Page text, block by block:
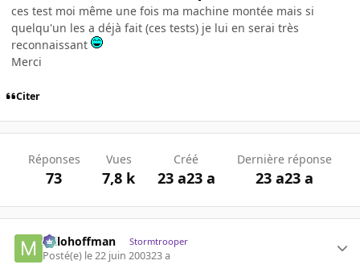
ces test moi même une fois ma machine montée mais si
quelqu'un les a déjà fait (ces tests) je lui en serai très
reconnaissant
Merci
Citer
Réponses
73
Vues
7,8 k
Créé
23 a23 a
Dernière réponse
23 a23 a
milohoffman Stormtrooper
Posté(e) le 22 juin 200323 a